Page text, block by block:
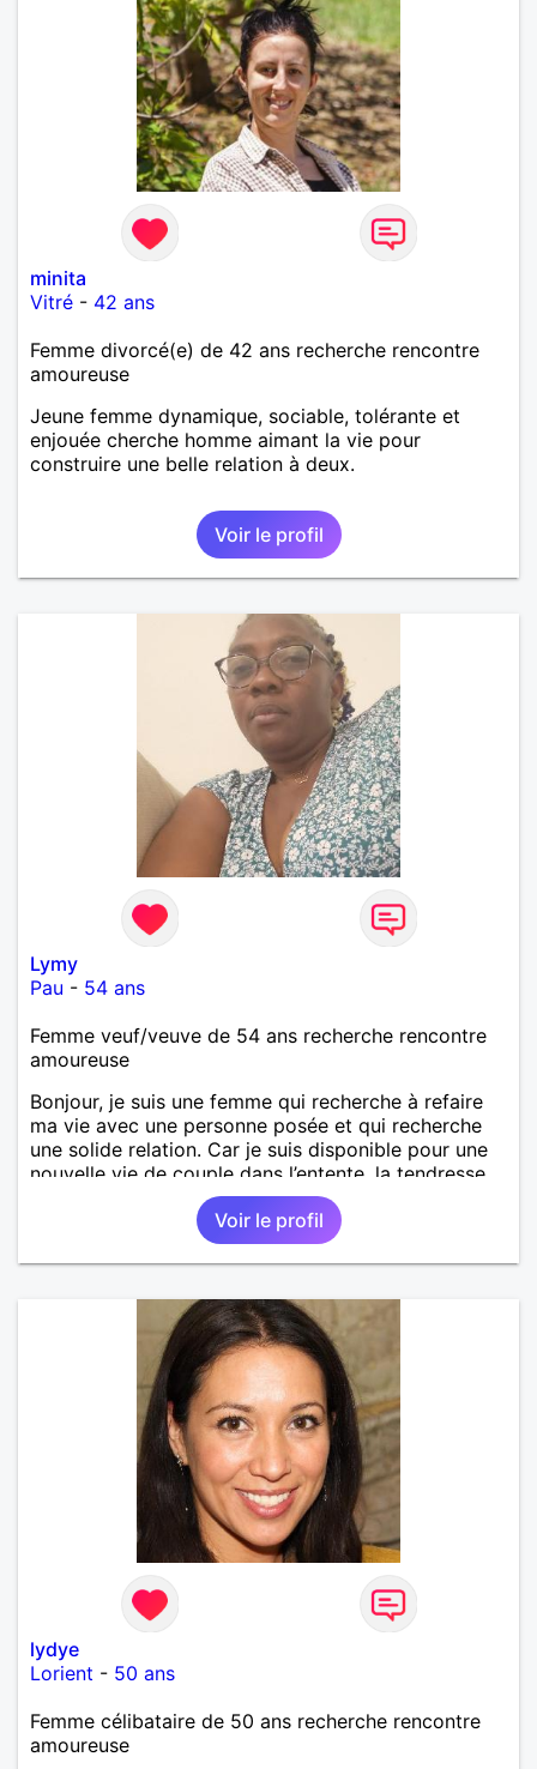
minita
Vitré - 42 ans
Femme divorcé(e) de 42 ans recherche rencontre
amoureuse
Jeune femme dynamique, sociable, tolérante et
enjouée cherche homme aimant la vie pour
construire une belle relation à deux.
Voir le profil
Lymy
Pau - 54 ans
Femme veuf/veuve de 54 ans recherche rencontre
amoureuse
Bonjour, je suis une femme qui recherche à refaire
ma vie avec une personne posée et qui recherche
une solide relation. Car je suis disponible pour une
nouvelle vie de couple dans l’entente, la tendresse,
l’amour, l’harmonie la complicité. Le respect et enfin
Voir le profil
lydye
Lorient - 50 ans
Femme célibataire de 50 ans recherche rencontre
amoureuse